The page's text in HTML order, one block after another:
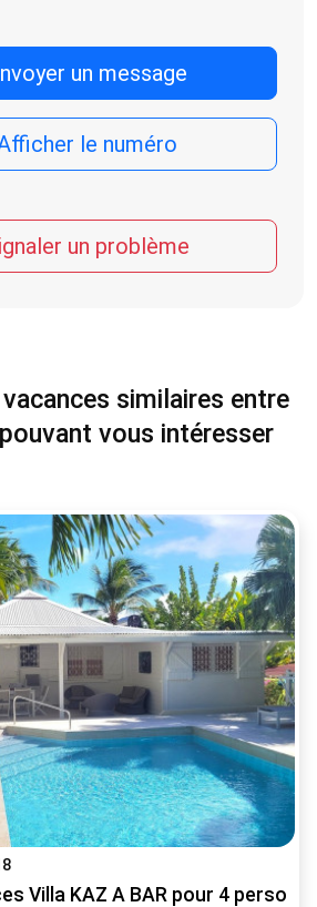
un message
le numéro
un problème
similaires entre
vous intéresser
Villa KAZ A BAR pour 4